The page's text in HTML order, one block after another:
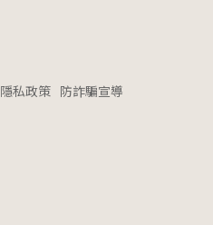
隱私政策 防詐騙宣導